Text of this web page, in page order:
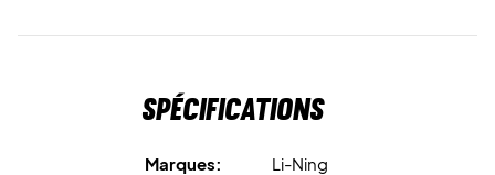
Spécifications
Marques:
Li-Ning